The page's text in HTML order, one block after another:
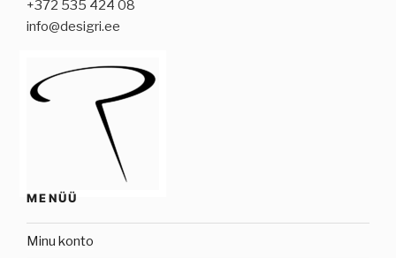
+372 535 424 08
info@desigri.ee
MENÜÜ
Minu konto